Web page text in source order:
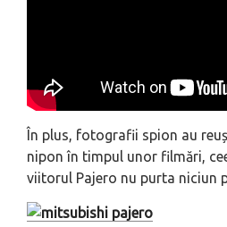
În plus, fotografii spion au
nipon în timpul unor filmări,
viitorul Pajero nu purta niciun